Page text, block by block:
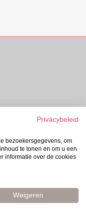
Privacybeleid
bezoekersgegevens, om
te tonen en om u een
informatie over de cookies
Weigeren